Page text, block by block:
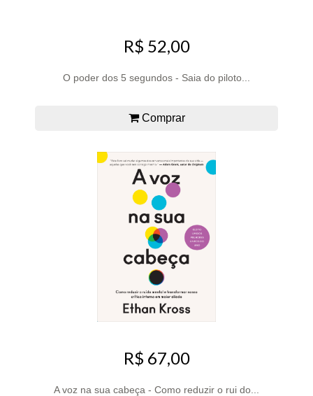
R$ 52,00
O poder dos 5 segundos - Saia do piloto...
Comprar
R$ 67,00
A voz na sua cabeça - Como reduzir o rui do...